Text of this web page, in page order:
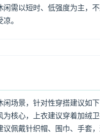
需以短时、低强度为主，
。
场景，针对性穿搭建议如下
核心，上衣建议穿着加绒
佩戴针织帽、围巾、手套